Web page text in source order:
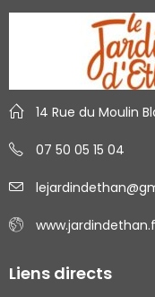
14 Rue du Moulin
07 50 05 15 04
Liens directs